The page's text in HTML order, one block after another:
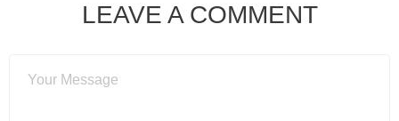
LEAVE A COMMENT